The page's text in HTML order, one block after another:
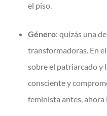
el piso.
Género: quizás una
transformadoras. En
sobre el patriarcado y
consciente y
feminista antes, ahora